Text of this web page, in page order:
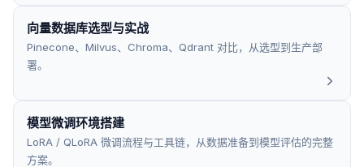
向量数据库选型与实战
Pinecone、Milvus、Chroma、Qdrant 对比，从选型到生产部
署。
模型微调环境搭建
LoRA / QLoRA 微调流程与工具链，从数据准备到模型评估的完整
方案。